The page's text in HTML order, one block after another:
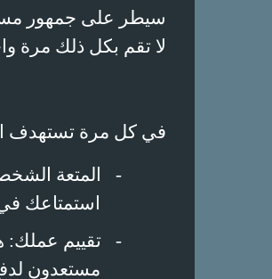
سيطر على جمهور
لا تقم بكل ذلك مرة
في كل مرة تستهدف الجمهور ضع 3
-
المتعة
استمتاعك
-
تقييم
مستعدون